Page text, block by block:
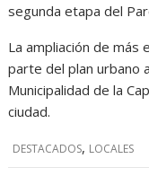
segunda etapa del
La ampliación de más
parte del plan urbano
Municipalidad de la
ciudad.
DESTACADOS, LOCALES